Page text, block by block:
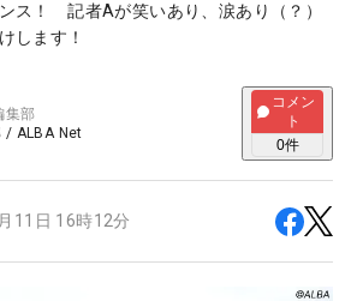
ス！ 記者Aが笑いあり、涙あり（？）
します！
集部
/ ALBA Net
コメン
ト
0件
11日 16時12分